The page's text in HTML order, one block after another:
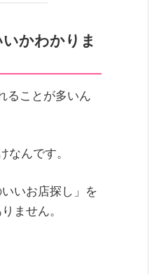
かわかりま
ることが多いん
んです。
いお店探し」を
ません。